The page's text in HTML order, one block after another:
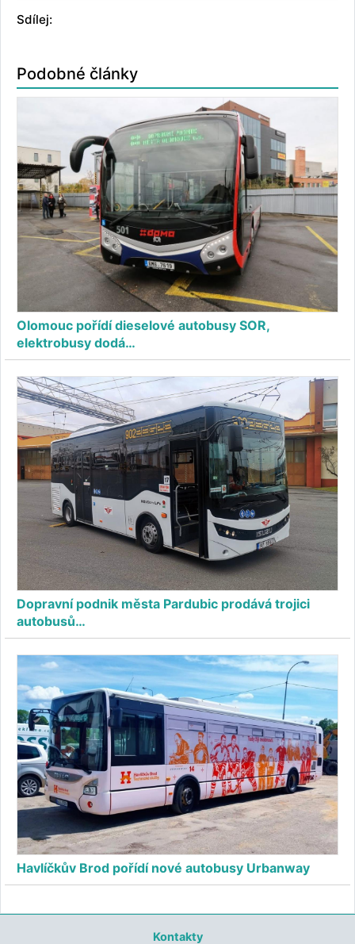
Sdílej:
Podobné články
Olomouc pořídí dieselové autobusy SOR,
elektrobusy dodá…
Dopravní podnik města Pardubic prodává trojici
autobusů…
Havlíčkův Brod pořídí nové autobusy Urbanway
Kontakty